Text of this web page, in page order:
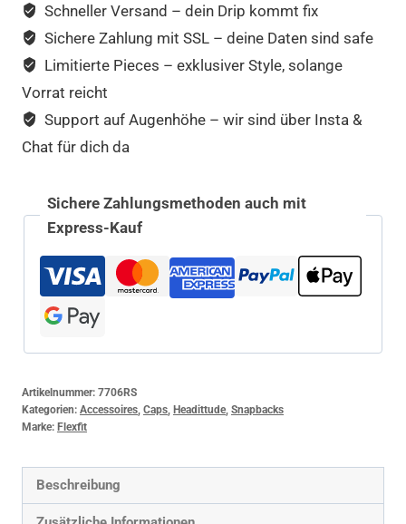
Schneller Versand – dein Drip kommt fix
Sichere Zahlung mit SSL – deine Daten sind safe
Limitierte Pieces – exklusiver Style, solange
Vorrat reicht
Support auf Augenhöhe – wir sind über Insta &
Chat für dich da
Sichere Zahlungsmethoden auch mit
Express-Kauf
Artikelnummer: 7706RS
Kategorien: Accessoires Caps Headittude, Snapbacks
Marke: Flexfit
Beschreibung